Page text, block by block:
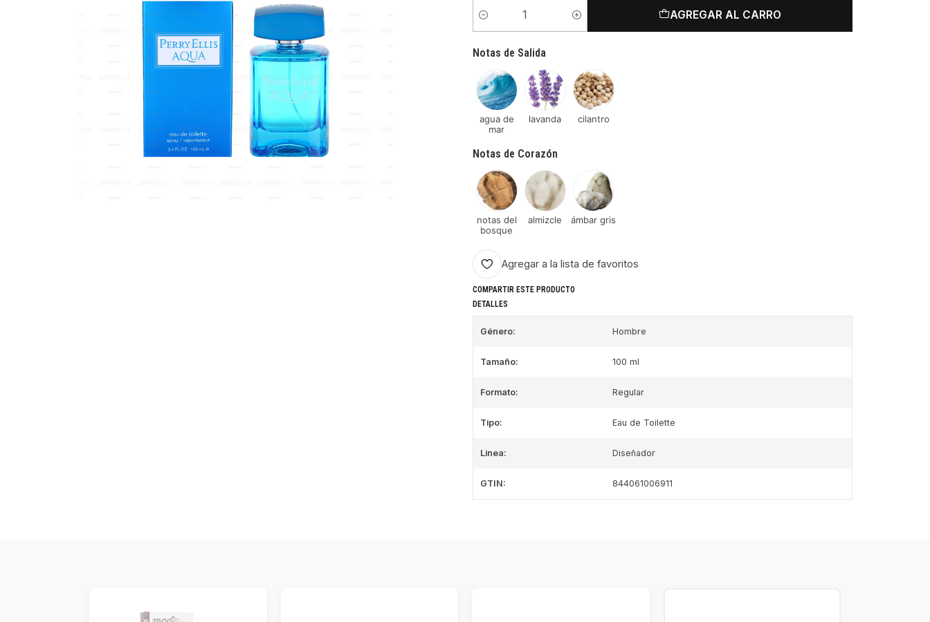
Cantidad
AGREGAR AL CARRO
Notas de Salida
agua de
mar
lavanda cilantro
Notas de Corazón
notas del
bosque
almizcle ámbar gris
Agregar a la lista de favoritos
COMPARTIR ESTE PRODUCTO
DETALLES
Género: Hombre
Tamaño: 100 ml
Formato: Regular
Tipo: Eau de Toilette
Linea: Diseñador
GTIN: 844061006911